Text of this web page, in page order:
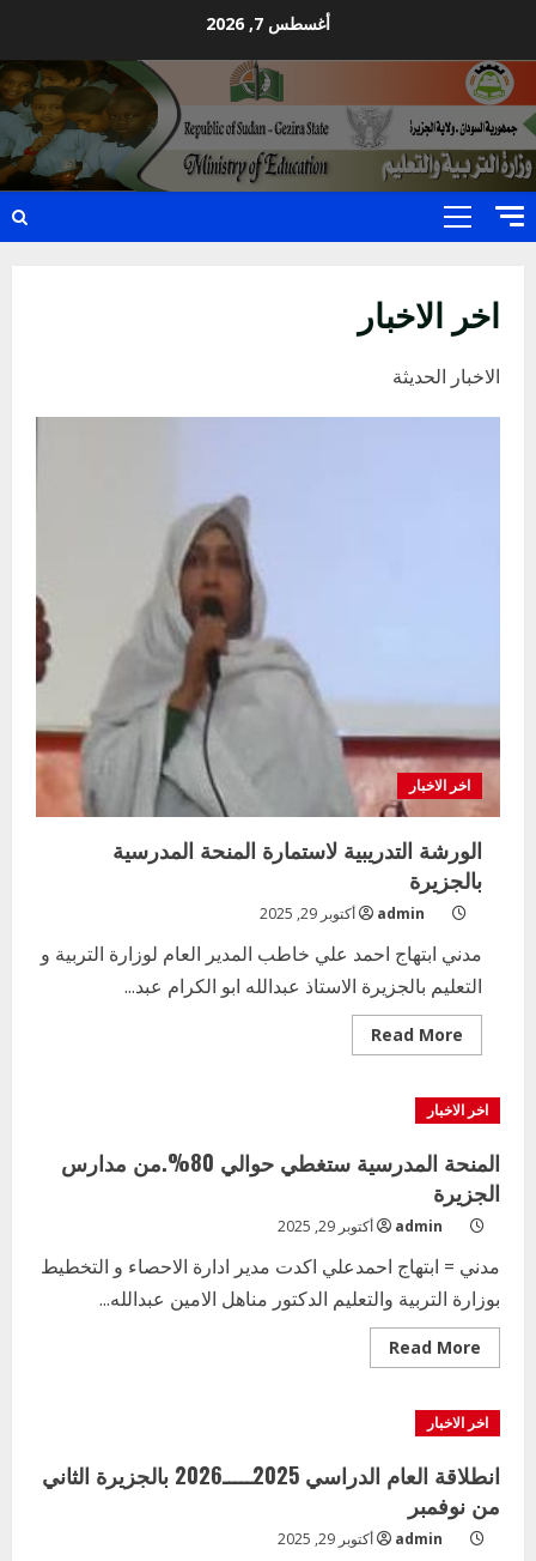
content
أغسطس 7, 2026
Primary
اخر الاخبار
الاخبار الحديثة
اخر الاخبار
الورشة التدريبية لاستمارة المنحة المدرسية
بالجزيرة
admin أكتوبر 29, 2025
مدني ابتهاج احمد علي خاطب المدير العام لوزارة التربية و
التعليم بالجزيرة الاستاذ عبدالله ابو الكرام عبد...
Read More
more
بالجزيرة
اخر الاخبار
المنحة المدرسية ستغطي حوالي 80%.من مدارس
الجزيرة
admin أكتوبر 29, 2025
مدني = ابتهاج احمدعلي اكدت مدير ادارة الاحصاء و التخطيط
بوزارة التربية والتعليم الدكتور مناهل الامين عبدالله...
Read More
more
80%.من
مدارس
الجزيرة
اخر الاخبار
انطلاقة العام الدراسي 2025ـــــ2026 بالجزيرة الثاني
من نوفمبر
admin أكتوبر 29, 2025